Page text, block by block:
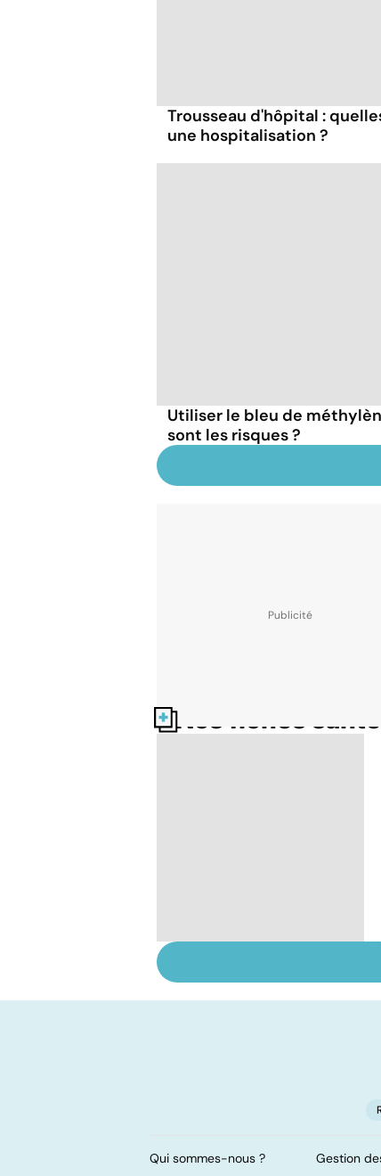
Trousseau d'hôpital :
une hospitalisation ?
Utiliser le bleu de
sont les risques ?
Nos fiches santé
une bactérie sous
Qui sommes-nous ?
Gestion